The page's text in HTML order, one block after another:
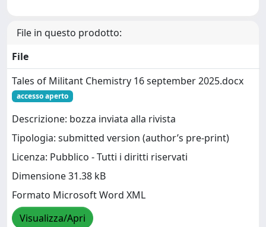
File in questo prodotto:
File
Tales of Militant Chemistry 16 september 2025.docx
accesso aperto
Descrizione: bozza inviata alla rivista
Tipologia: submitted version (author’s pre-print)
Licenza: Pubblico - Tutti i diritti riservati
Dimensione 31.38 kB
Formato Microsoft Word XML
Visualizza/Apri